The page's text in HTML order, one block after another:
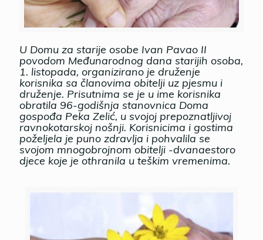
U Domu za starije osobe Ivan Pavao II
povodom Međunarodnog dana starijih osoba,
1. listopada, organizirano je druženje
korisnika sa članovima obitelji uz pjesmu i
druženje. Prisutnima se je u ime korisnika
obratila 96-godišnja stanovnica Doma
gospođa Peka Zelić, u svojoj prepoznatljivoj
ravnokotarskoj nošnji. Korisnicima i gostima
poželjela je puno zdravlja i pohvalila se
svojom mnogobrojnom obitelji -dvanaestoro
djece koje je othranila u teškim vremenima.